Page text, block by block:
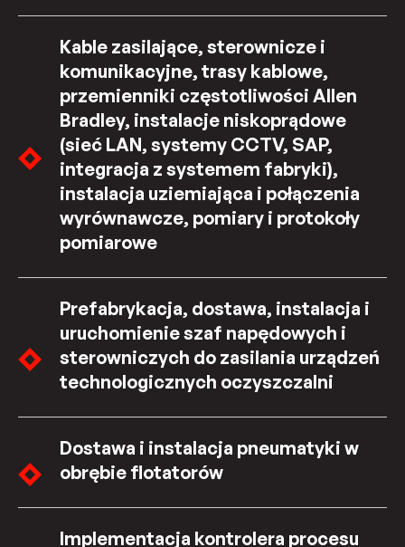
Kable zasilające, sterownicze i
komunikacyjne, trasy kablowe,
przemienniki częstotliwości Allen
Bradley, instalacje niskoprądowe
(sieć LAN, systemy CCTV, SAP,
integracja z systemem fabryki),
instalacja uziemiająca i połączenia
wyrównawcze, pomiary i protokoły
pomiarowe
Prefabrykacja, dostawa, instalacja i
uruchomienie szaf napędowych i
sterowniczych do zasilania urządzeń
technologicznych oczyszczalni
Dostawa i instalacja pneumatyki w
obrębie flotatorów
Implementacja kontrolera procesu